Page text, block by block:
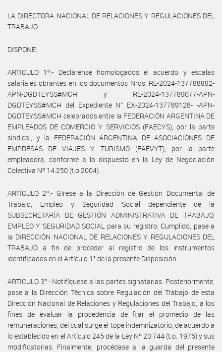
LA DIRECTORA NACIONAL DE RELACIONES Y REGULACIONES DEL
TRABAJO
DISPONE:
ARTICULO 1º.- Declárense homologados el acuerdo y escalas
salariales obrantes en los documentos Nros. RE-2024-137788892-
APN-DGDTEYSS#MCH y RE-2024-137789077-APN-
DGDTEYSS#MCH del Expediente N° EX-2024-137789128- -APN-
DGDTEYSS#MCH celebrados entre la FEDERACIÓN ARGENTINA DE
EMPLEADOS DE COMERCIO Y SERVICIOS (FAECYS), por la parte
sindical, y la FEDERACIÓN ARGENTINA DE ASOCIACIONES DE
EMPRESAS DE VIAJES Y TURISMO (FAEVYT), por la parte
empleadora, conforme a lo dispuesto en la Ley de Negociación
Colectiva Nº 14.250 (t.o 2004).
ARTÍCULO 2º.- Gírese a la Dirección de Gestión Documental de
Trabajo, Empleo y Seguridad Social dependiente de la
SUBSECRETARÍA DE GESTIÓN ADMINISTRATIVA DE TRABAJO,
EMPLEO Y SEGURIDAD SOCIAL para su registro. Cumplido, pase a
la DIRECCIÓN NACIONAL DE RELACIONES Y REGULACIONES DEL
TRABAJO a fin de proceder al registro de los instrumentos
identificados en el Artículo 1° de la presente Disposición.
ARTÍCULO 3°.- Notifíquese a las partes signatarias. Posteriormente,
pase a la Dirección Técnica sobre Regulación del Trabajo de esta
Dirección Nacional de Relaciones y Regulaciones del Trabajo, a los
fines de evaluar la procedencia de fijar el promedio de las
remuneraciones, del cual surge el tope indemnizatorio, de acuerdo a
lo establecido en el Artículo 245 de la Ley Nº 20.744 (t.o. 1976) y sus
modificatorias. Finalmente, procédase a la guarda del presente